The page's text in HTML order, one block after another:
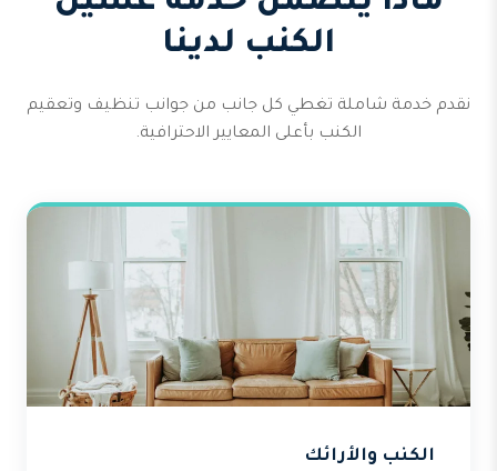
الكنب لدينا
نقدم خدمة شاملة تغطي كل جانب من جوانب تنظيف وتعقيم
الكنب بأعلى المعايير الاحترافية.
الكنب والأرائك